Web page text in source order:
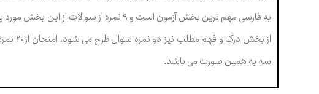
از
سه به همین صورت می باشد.